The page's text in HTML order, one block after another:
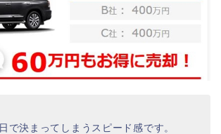
で決まってしまうスピード感です。